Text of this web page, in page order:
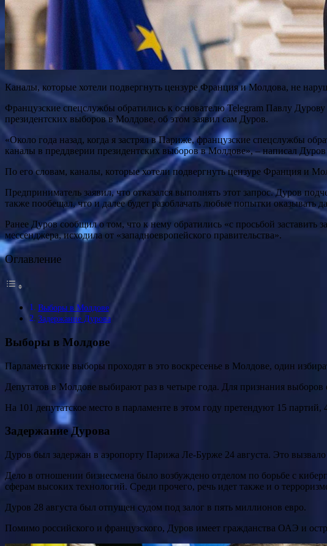
Каналы, которые хотели подвергнуть цензуре Франция и Молдова, не
Французские спецслужбы обратились к основателю Telegram Павлу
президентских выборов в Молдове, об этом заявил сам Дуров.
«Около года назад, когда я застрял в Париже, французские спецслужбы
каналы в преддверии президентских выборов в Молдове», – написал
По его словам, каналы, которые хотели подвергнуть цензуре Франция и
Предприниматель заявил, что отказался выполнять этот запрос. Дуров
также пообещал, что и далее будет разоблачать любые попытки оказывать
Ранее Дуров сообщил о том, что к нему обратились «с просьбой
мессенджера, исходила от «западноевропейского правительства».
Оглавление
Выборы в Молдове
Задержание Дурова
Выборы в Молдове
Парламентские выборы проходят в это воскресенье в Молдове, один
Депутатов в Молдове выбирают раз в четыре года. Для признания
На 101 депутатское место в парламенте в этом году претендуют 15
Задержание Дурова
Дуров был задержан в аэропорту Парижа Ле-Бурже 24 августа. Это
Дело в отношении бизнесмена было возбуждено отделом по борьбе с
сферам высоких технологий. Среди прочего, речь идет также и о
Дуров 28 августа был отпущен судом под залог в пять миллионов евро.
Помимо российского и французского, Дуров имеет гражданства ОАЭ и